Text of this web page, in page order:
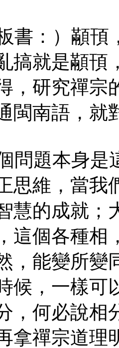
書：）顢頇
搞就是顢頇
，研究禪宗
閩南語，就
問題本身是
思維，當
慧的成就；
這個各種相
，能變所變
候，一樣
，何必說相
拿禪宗道理